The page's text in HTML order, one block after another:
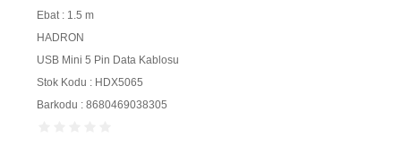
Ebat : 1.5 m
HADRON
USB Mini 5 Pin Data Kablosu
Stok Kodu : HDX5065
Barkodu : 8680469038305